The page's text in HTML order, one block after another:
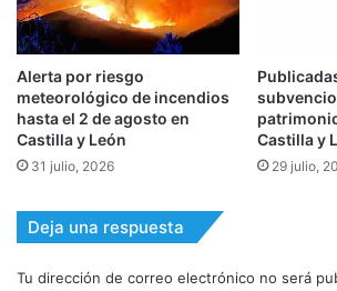
Alerta por riesgo
meteorológico de incendios
hasta el 2 de agosto en
Castilla y León
31 julio, 2026
Castilla y
29 julio,
Deja una respuesta
Tu dirección de correo electrónico no será